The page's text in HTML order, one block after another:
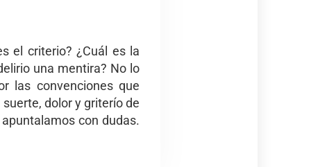
el criterio? ¿Cuál es la
una mentira? No lo
las convenciones que
dolor y griterío de
con dudas.